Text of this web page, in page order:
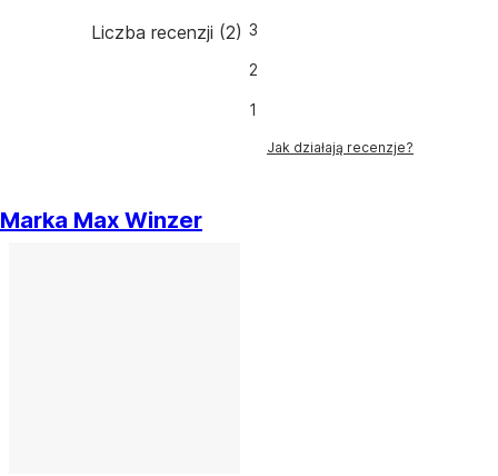
Liczba recenzji (2) 3
2
1
Jak działają recenzje?
Marka Max Winzer